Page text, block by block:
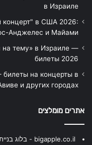
в Израиле
в США 2026:
Анджелес и Майами
на тему» в Израиле —
билеты 2026
на концерты в
и других городах
אתרים מומלצים
bigapple.co.il - בלוג בניית אתרים